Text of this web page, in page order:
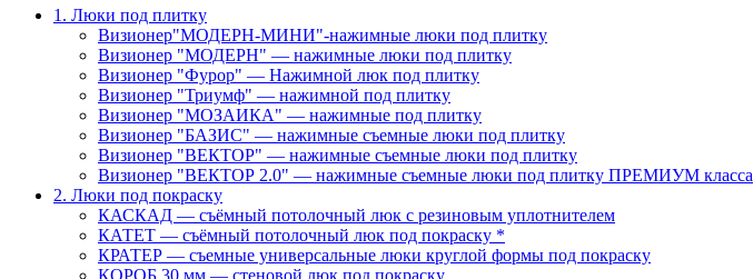
1. Люки под плитку
Визионер"МОДЕРН-МИНИ"-нажимные люки под плитку
Визионер "МОДЕРН" — нажимные люки под плитку
Визионер "Фурор" — Нажимной люк под плитку
Визионер "Триумф" — нажимной под плитку
Визионер "МОЗАИКА" — нажимные под плитку
Визионер "БАЗИС" — нажимные съемные люки под плитку
Визионер "ВЕКТОР" — нажимные съемные люки под плитку
Визионер "ВЕКТОР 2.0" — нажимные съемные люки под плитку ПРЕМИУМ класса
2. Люки под покраску
КАСКАД — съёмный потолочный люк с резиновым уплотнителем
КАТЕТ — съёмный потолочный люк под покраску *
КРАТЕР — съемные универсальные люки круглой формы под покраску
КОРОБ 30 мм — стеновой люк под покраску